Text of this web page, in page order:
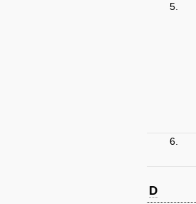
5.
6.
D